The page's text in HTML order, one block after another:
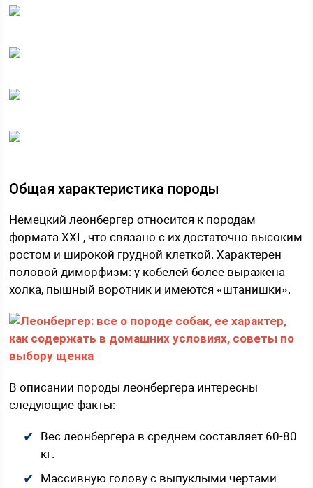
Общая характеристика породы
Немецкий леонбергер относится к породам
формата XXL, что связано с их достаточно высоким
ростом и широкой грудной клеткой. Характерен
половой диморфизм: у кобелей более выражена
холка, пышный воротник и имеются «штанишки».
В описании породы леонбергера интересны
следующие факты:
Вес леонбергера в среднем составляет 60-80
кг.
Массивную голову с выпуклыми чертами